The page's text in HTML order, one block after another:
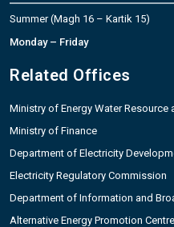
Summer (Magh 16 – Kartik 15)
Monday – Friday
Related Offices
Ministry of Energy Water Resource
Ministry of Finance
Department of Electricity
Electricity Regulatory Commission
Department of Information and
Alternative Energy Promotion Centre